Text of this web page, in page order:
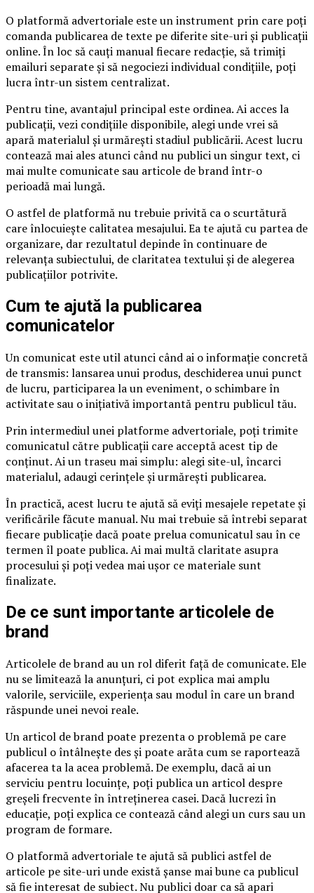
O platformă advertoriale este un instrument prin care poți
comanda publicarea de texte pe diferite site-uri și publicații
online. În loc să cauți manual fiecare redacție, să trimiți
emailuri separate și să negociezi individual condițiile, poți
lucra într-un sistem centralizat.
Pentru tine, avantajul principal este ordinea. Ai acces la
publicații, vezi condițiile disponibile, alegi unde vrei să
apară materialul și urmărești stadiul publicării. Acest lucru
contează mai ales atunci când nu publici un singur text, ci
mai multe comunicate sau articole de brand într-o
perioadă mai lungă.
O astfel de platformă nu trebuie privită ca o scurtătură
care înlocuiește calitatea mesajului. Ea te ajută cu partea de
organizare, dar rezultatul depinde în continuare de
relevanța subiectului, de claritatea textului și de alegerea
publicațiilor potrivite.
Cum te ajută la publicarea
comunicatelor
Un comunicat este util atunci când ai o informație concretă
de transmis: lansarea unui produs, deschiderea unui punct
de lucru, participarea la un eveniment, o schimbare în
activitate sau o inițiativă importantă pentru publicul tău.
Prin intermediul unei platforme advertoriale, poți trimite
comunicatul către publicații care acceptă acest tip de
conținut. Ai un traseu mai simplu: alegi site-ul, încarci
materialul, adaugi cerințele și urmărești publicarea.
În practică, acest lucru te ajută să eviți mesajele repetate și
verificările făcute manual. Nu mai trebuie să întrebi separat
fiecare publicație dacă poate prelua comunicatul sau în ce
termen îl poate publica. Ai mai multă claritate asupra
procesului și poți vedea mai ușor ce materiale sunt
finalizate.
De ce sunt importante articolele de
brand
Articolele de brand au un rol diferit față de comunicate. Ele
nu se limitează la anunțuri, ci pot explica mai amplu
valorile, serviciile, experiența sau modul în care un brand
răspunde unei nevoi reale.
Un articol de brand poate prezenta o problemă pe care
publicul o întâlnește des și poate arăta cum se raportează
afacerea ta la acea problemă. De exemplu, dacă ai un
serviciu pentru locuințe, poți publica un articol despre
greșeli frecvente în întreținerea casei. Dacă lucrezi în
educație, poți explica ce contează când alegi un curs sau un
program de formare.
O platformă advertoriale te ajută să publici astfel de
articole pe site-uri unde există șanse mai bune ca publicul
să fie interesat de subiect. Nu publici doar ca să apari